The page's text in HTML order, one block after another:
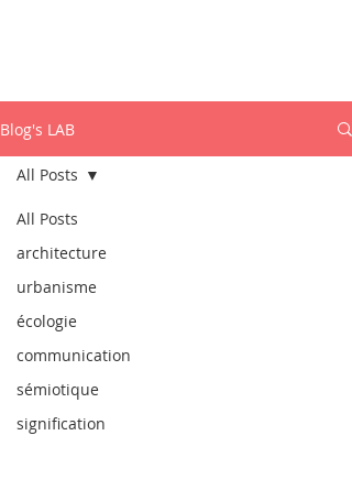
Blog's LAB
All Posts
architecture
urbanisme
écologie
communication
sémiotique
signification
All Posts